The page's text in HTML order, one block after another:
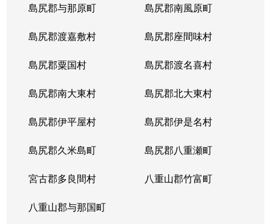
島尻郡与那原町 島尻郡南風原町
島尻郡渡嘉敷村 島尻郡座間味村
島尻郡粟国村 島尻郡渡名喜村
島尻郡南大東村 島尻郡北大東村
島尻郡伊平屋村 島尻郡伊是名村
島尻郡久米島町 島尻郡八重瀬町
宮古郡多良間村 八重山郡竹富町
八重山郡与那国町